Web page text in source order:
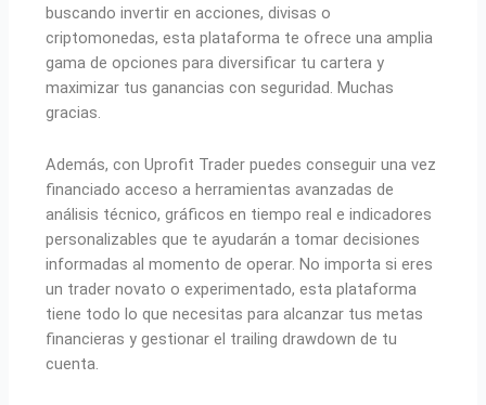
buscando invertir en acciones, divisas o
criptomonedas, esta plataforma te ofrece una amplia
gama de opciones para diversificar tu cartera y
maximizar tus ganancias con seguridad. Muchas
gracias.
Además, con Uprofit Trader puedes conseguir una vez
financiado acceso a herramientas avanzadas de
análisis técnico, gráficos en tiempo real e indicadores
personalizables que te ayudarán a tomar decisiones
informadas al momento de operar. No importa si eres
un trader novato o experimentado, esta plataforma
tiene todo lo que necesitas para alcanzar tus metas
financieras y gestionar el trailing drawdown de tu
cuenta.